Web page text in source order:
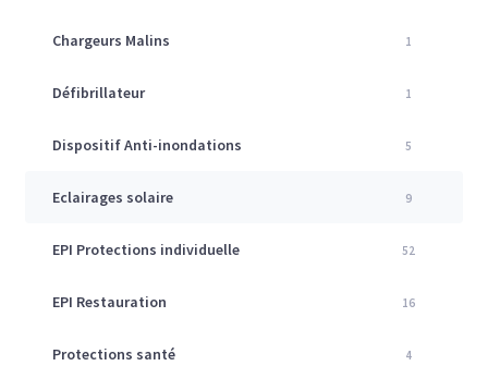
Chargeurs Malins 1
Défibrillateur 1
Dispositif Anti-inondations 5
Eclairages solaire 9
EPI Protections individuelle 52
EPI Restauration 16
Protections santé 4